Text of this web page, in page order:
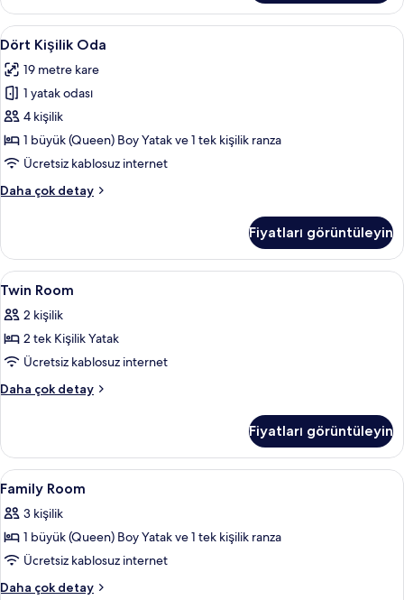
daha
fazla
detay
Dört
Kişilik
Oda
için
tüm
fotoğrafları
görün
Dört Kişilik Oda | Masa, ses yalıtımı,
4
Dört Kişilik Oda
19 metre kare
1 yatak odası
4 kişilik
1 büyük (Queen) Boy Yatak ve 1 tek kişilik ranza
Ücretsiz kablosuz internet
Daha çok detay
Dört
daha
fazla
detay
Fiyatları görüntüleyin
Twin
Room
için
tüm
fotoğrafları
görün
Masa, ses yalıtımı, ücretsiz kablosuz
8
Twin Room
2 kişilik
2 tek Kişilik Yatak
Ücretsiz kablosuz internet
Daha çok detay
Twin
fazla
detay
Fiyatları görüntüleyin
Family
Room
için
tüm
fotoğrafları
görün
Masa, ses yalıtımı, ücretsiz kablosuz
4
Family Room
3 kişilik
1 büyük (Queen) Boy Yatak ve 1 tek kişilik ranza
Ücretsiz kablosuz internet
Daha çok detay
Family